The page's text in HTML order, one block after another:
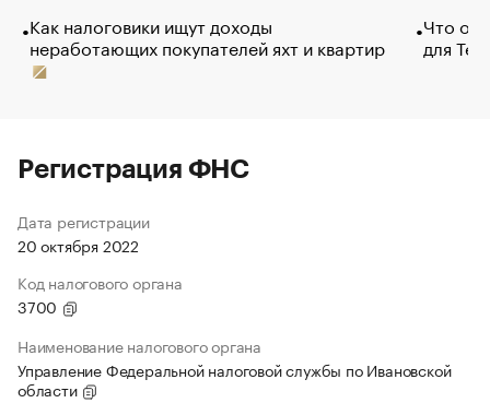
Как налоговики ищут доходы
неработающих покупателей яхт и квартир
Что
для
Регистрация ФНС
Дата регистрации
20 октября 2022
Код налогового органа
3700
Наименование налогового органа
Управление Федеральной налоговой службы по Ивановской
области